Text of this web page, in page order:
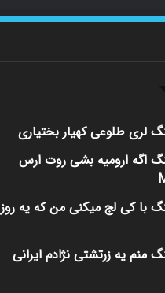
لری طلوعی کهیار بختیاری
اگه ارومیه بشی روت ارس
با کی لج میکنی من که یه روز
منم یه زرتشتی نژادم ایرانی